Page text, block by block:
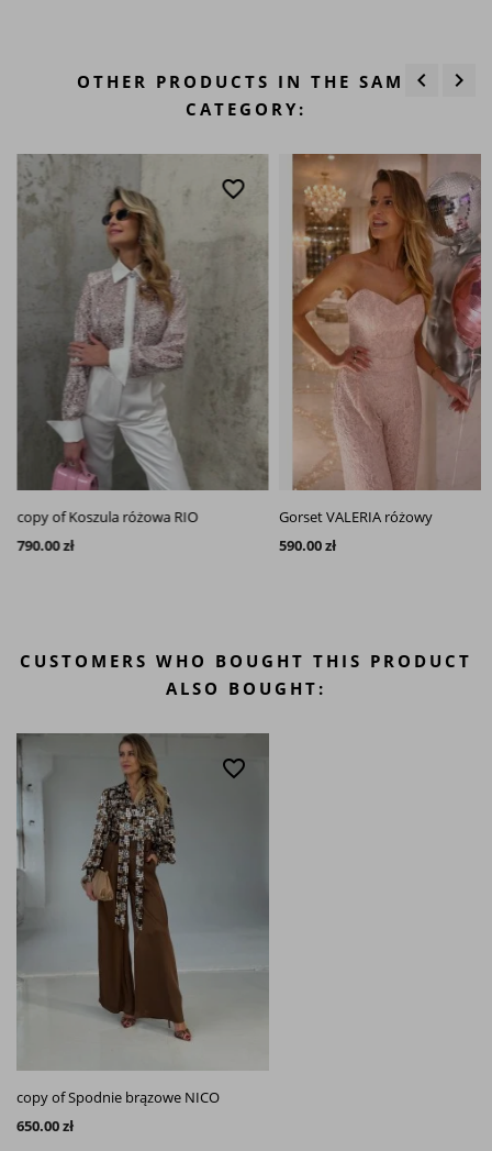
OTHER PRODUCTS IN THE SAME
CATEGORY:
Previous
keyboard_arrow_left Next
keyboard_arrow_right
favorite_border
copy of Koszula różowa RIO
790.00 zł
Gorset VALERIA różowy
590.00 zł
CUSTOMERS WHO BOUGHT THIS PRODUCT
ALSO BOUGHT:
favorite_border
copy of Spodnie brązowe NICO
650.00 zł